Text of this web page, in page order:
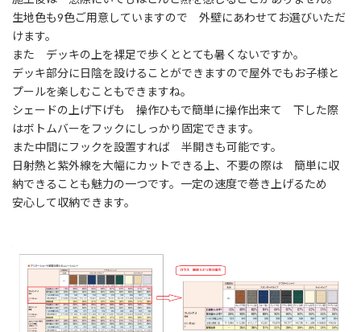
生地色も9色ご用意していますので 外壁にあわせてお選びいただ
けます。
また デッキの上を裸足で歩くととても暑くないですか。
デッキ部分に日陰を設けることができますので屋外でもお子様と
プールを楽しむこともできますね。
シェードの上げ下げも 操作ひもで簡単に操作出来て 下した際
はボトムバーをフックにしっかり固定できます。
また中間にフックを設置すれば 半開きも可能です。
日射熱と紫外線を大幅にカットできる上、不要の際は 簡単に収
納できることも魅力の一つです。一定の速度で巻き上げるため
安心して収納できます。